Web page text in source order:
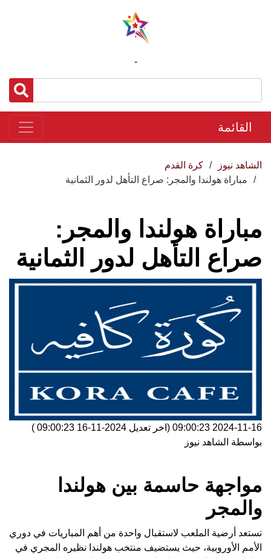
-
القائمة
الشاهد نيوز
كرة القدم
مباراة هولندا والمجر: صراع التأهل لدور الثمانية
مباراة هولندا والمجر:
صراع التأهل لدور الثمانية
2024-11-16 09:00:23 (اخر تعديل 2024-11-16 09:00:23
)
بواسطة الشاهد نيوز
مواجهة حاسمة بين هولندا
والمجر
تستعد أرضية الملعب لاستقبال واحدة من أهم المباريات في دوري
الأمم الأوروبية، حيث يستضيف منتخب هولندا نظيره المجري في